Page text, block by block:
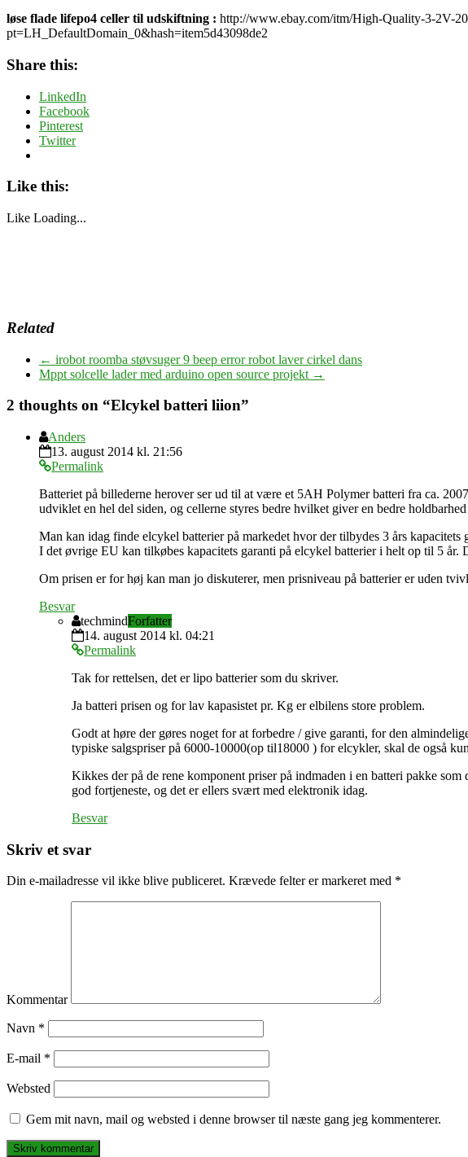
løse flade lifepo4 celler til udskiftning : http://www.ebay.com/itm/High-Quality-3-2V-
pt=LH_DefaultDomain_0&hash=item5d43098de2
Share this:
LinkedIn
Facebook
Pinterest
Twitter
Like this:
Like Loading...
Related
← irobot roomba støvsuger 9 beep error robot laver cirkel dans
Mppt solcelle lader med arduino open source projekt →
2 thoughts on “Elcykel batteri liion”
Anders
13. august 2014 kl. 21:56
Permalink
Batteriet på billederne herover ser ud til at være et 5AH Polymer batteri fra ca.
udviklet en hel del siden, og cellerne styres bedre hvilket giver en bedre
Man kan idag finde elcykel batterier på markedet hvor der tilbydes 3 års
I det øvrige EU kan tilkøbes kapacitets garanti på elcykel batterier i helt op til 5
Om prisen er for høj kan man jo diskuterer, men prisniveau på batterier er uden
Besvar
techmindForfatter
14. august 2014 kl. 04:21
Permalink
Tak for rettelsen, det er lipo batterier som du skriver.
Ja batteri prisen og for lav kapasistet pr. Kg er elbilens store problem.
Godt at høre der gøres noget for at forbedre / give garanti, for den
typiske salgspriser på 6000-10000(op til18000 ) for elcykler, skal de også
Kikkes der på de rene komponent priser på indmaden i en batteri pakke
god fortjeneste, og det er ellers svært med elektronik idag.
Besvar
Skriv et svar
Din e-mailadresse vil ikke blive publiceret. Krævede felter er markeret med *
Kommentar
Navn *
E-mail *
Websted
Gem mit navn, mail og websted i denne browser til næste gang jeg kommenterer.